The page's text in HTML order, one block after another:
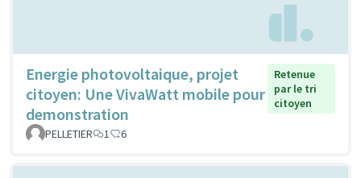
Energie photovoltaique, projet
citoyen: Une VivaWatt mobile pour
demonstration
Retenue
par le tri
citoyen
PELLETIER 1 6